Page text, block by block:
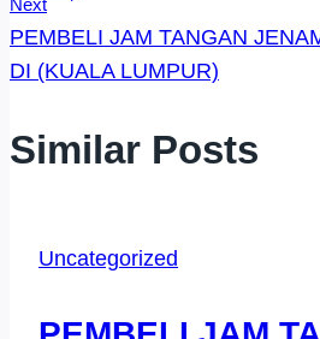
Next
PEMBELI JAM TANGAN
DI (KUALA LUMPUR)
Similar Posts
Uncategorized